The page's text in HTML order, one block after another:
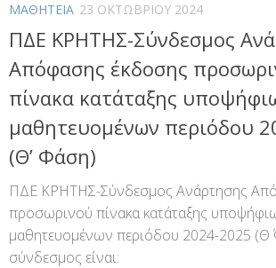
ΜΑΘΗΤΕΙΑ 23 ΟΚΤΩΒΡΊΟΥ 2024
ΠΔΕ ΚΡΗΤΗΣ-Σύνδεσμος
Απόφασης έκδοσης
πίνακα κατάταξης
μαθητευομένων περιόδου
(Θ’ Φάση)
ΠΔΕ ΚΡΗΤΗΣ-Σύνδεσμος Ανάρτησης
προσωρινού πίνακα κατάταξης
μαθητευομένων περιόδου 2024-2025
σύνδεσμος είναι: